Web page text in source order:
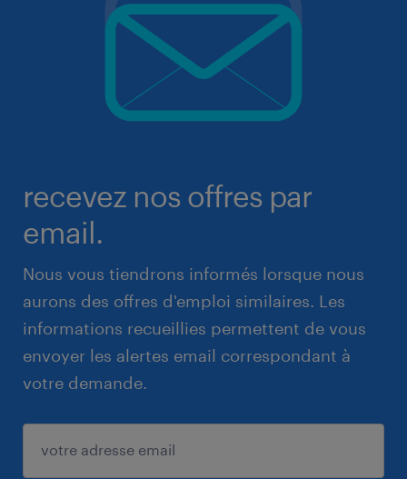
recevez nos offres par
email.
Nous vous tiendrons informés lorsque nous
aurons des offres d'emploi similaires. Les
informations recueillies permettent de vous
envoyer les alertes email correspondant à
votre demande.